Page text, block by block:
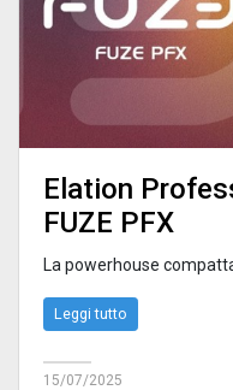
Elation
FUZE PFX
La powerhouse
Leggi tutto
15/07/2025